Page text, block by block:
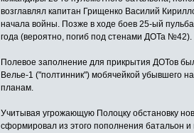
возглавлял капитан Грищенко Василий
начала войны. Позже в ходе боев 25-ый
года (вероятно, погиб под стенами ДОТа №42).
Полевое заполнение для прикрытия ДОТов
Велье-1 ("полтинник") мобячейкой убывшего
планам.
Учитывая угрожающую Полоцку обстановку
сформировал из этого пополнения батальон